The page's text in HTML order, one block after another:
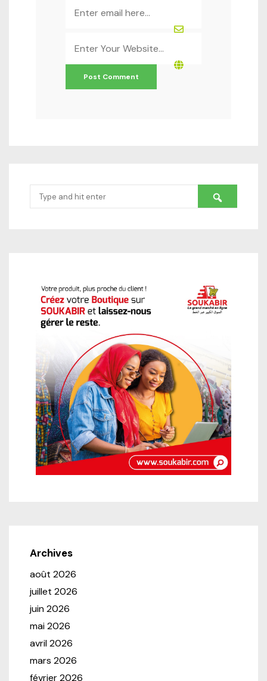
Search
for:
Archives
août 2026
juillet 2026
juin 2026
mai 2026
avril 2026
mars 2026
février 2026